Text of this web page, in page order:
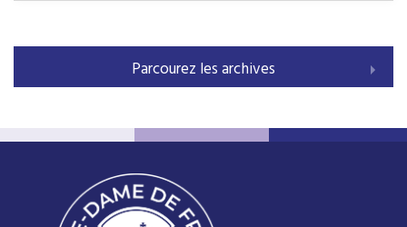
Parcourez les archives